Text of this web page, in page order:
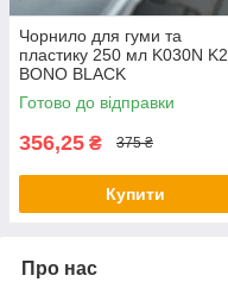
Чорнило для гуми та
пластику 250 мл K030N K2
BONO BLACK
Готово до відправки
356,25 ₴ 375 ₴
Купити
Про нас